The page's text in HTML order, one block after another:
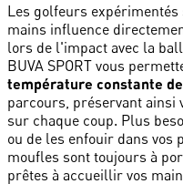
Les golfeurs
mains influence
lors de l'impact avec la
BUVA SPORT vous
température constante
parcours, préservant ainsi
sur chaque coup. Plus
ou de les enfouir dans vos
moufles sont toujours à
prêtes à accueillir vos